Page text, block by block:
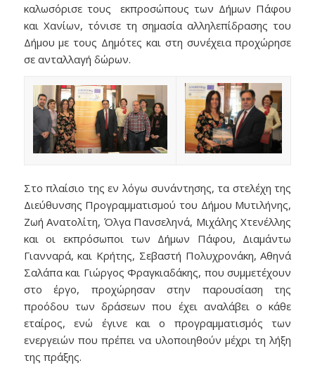
καλωσόρισε τους εκπροσώπους των Δήμων Πάφου
και Χανίων, τόνισε τη σημασία αλληλεπίδρασης του
Δήμου με τους Δημότες και στη συνέχεια προχώρησε
σε ανταλλαγή δώρων.
Στο πλαίσιο της εν λόγω συνάντησης, τα στελέχη της
Διεύθυνσης Προγραμματισμού του Δήμου Μυτιλήνης,
Ζωή Ανατολίτη, Όλγα Πανσεληνά, Μιχάλης Χτενέλλης
και οι εκπρόσωποι των Δήμων Πάφου, Διαμάντω
Γιανναρά, και Κρήτης, Σεβαστή Πολυχρονάκη, Αθηνά
Σαλάπα και Γιώργος Φραγκιαδάκης, που συμμετέχουν
στο έργο, προχώρησαν στην παρουσίαση της
προόδου των δράσεων που έχει αναλάβει ο κάθε
εταίρος, ενώ έγινε και ο προγραμματισμός των
ενεργειών που πρέπει να υλοποιηθούν μέχρι τη λήξη
της πράξης.